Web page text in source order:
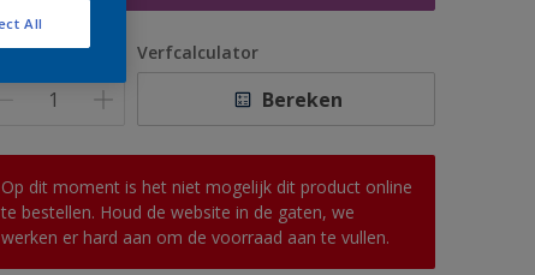
Verfcalculator
Bereken
Op dit moment is het niet mogelijk dit product online
te bestellen. Houd de website in de gaten, we
werken er hard aan om de voorraad aan te vullen.
All